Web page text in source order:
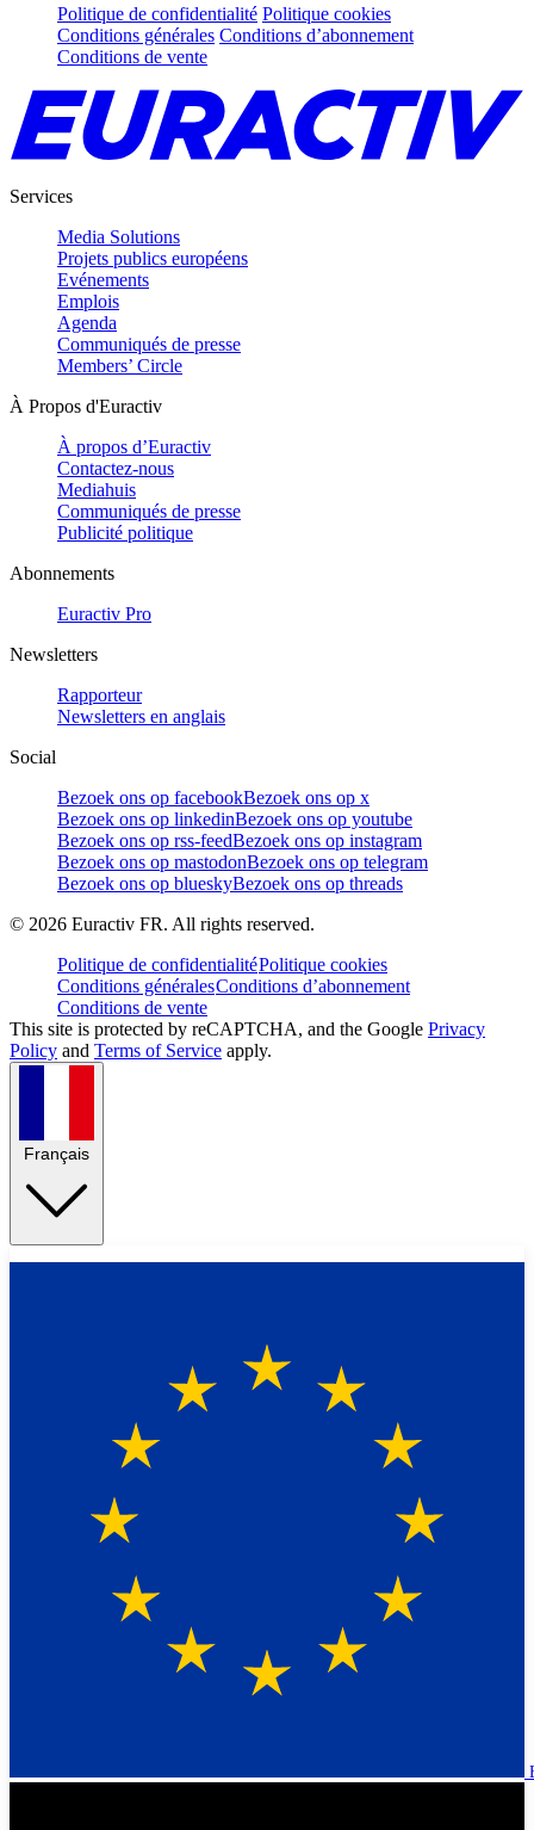
Politique de confidentialité Politique cookies
Conditions générales Conditions d’abonnement
Conditions de vente
Services
Media Solutions
Projets publics européens
Evénements
Emplois
Agenda
Communiqués de presse
Members’ Circle
À Propos d'Euractiv
À propos d’Euractiv
Contactez-nous
Mediahuis
Communiqués de presse
Publicité politique
Abonnements
Euractiv Pro
Newsletters
Rapporteur
Newsletters en anglais
Social
Bezoek ons op facebookBezoek ons op x
Bezoek ons op linkedinBezoek ons op youtube
Bezoek ons op rss-feedBezoek ons op instagram
Bezoek ons op mastodonBezoek ons op telegram
Bezoek ons op blueskyBezoek ons op threads
© 2026 Euractiv FR. All rights reserved.
Politique de confidentialitéPolitique cookies
Conditions généralesConditions d’abonnement
Conditions de vente
This site is protected by reCAPTCHA, and the Google Privacy
Policy and Terms of Service apply.
Français